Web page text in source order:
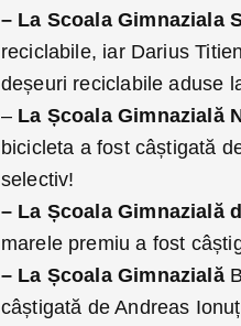
– La Scoala Gimnaziala
reciclabile, iar Darius
deșeuri reciclabile aduse
– La Școala Gimnazială
bicicleta a fost câștigată
selectiv!
– La Școala Gimnazială
marele premiu a fost
– La Școala Gimnazială
câștigată de Andreas